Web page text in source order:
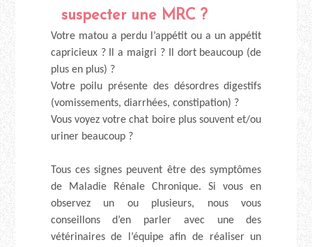
suspecter une MRC ?
Votre matou a perdu l’appétit ou a un appétit
capricieux ? Il a maigri ? Il dort beaucoup (de
plus en plus) ?
Votre poilu présente des désordres digestifs
(vomissements, diarrhées, constipation) ?
Vous voyez votre chat boire plus souvent et/ou
uriner beaucoup ?
Tous ces signes peuvent être des symptômes
de Maladie Rénale Chronique. Si vous en
observez un ou plusieurs, nous vous
conseillons d’en parler avec une des
vétérinaires de l’équipe afin de réaliser un